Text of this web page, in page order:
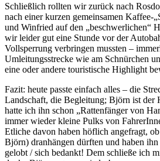
Schließlich rollten wir zurück nach
nach einer kurzen gemeinsamen Kaffee-
und Winfried auf den „beschwerlichen“
wir leider gut eine Stunde vor der
Vollsperrung verbringen mussten –
Umleitungsstrecke wie am Schnürchen
eine oder andere touristische Highlight
Fazit: heute passte einfach alles – die
Landschaft, die Begleitung; Björn ist der
hatte ich ihn schon „Rattenfänger von
immer wieder kleine Pulks von
Etliche davon haben höflich angefragt,
Björn) dranhängen dürften und haben
gelobt / sich bedankt! Dem schließe ich